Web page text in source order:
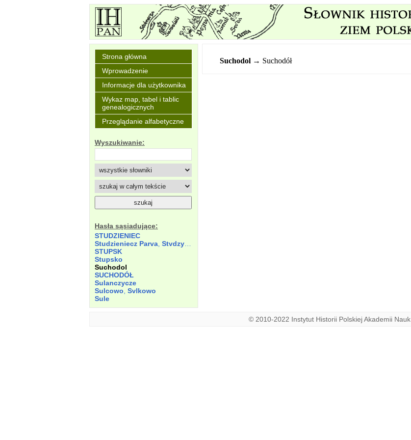
Strona główna
Wprowadzenie
Informacje dla użytkownika
Wykaz map, tabel i tablic
genealogicznych
Przeglądanie alfabetyczne
Wyszukiwanie:
Hasła sąsiadujące:
STUDZIENIEC
Studzieniecz Parva Stvdzyenyecz
STUPSK
Stupsko
Suchodol
SUCHODÓŁ
Sulanczycze
Sulcowo Svlkowo
Sule
Suchodol → Suchodół
© 2010-2022 Instytut Historii Polskiej Akademii Nauk